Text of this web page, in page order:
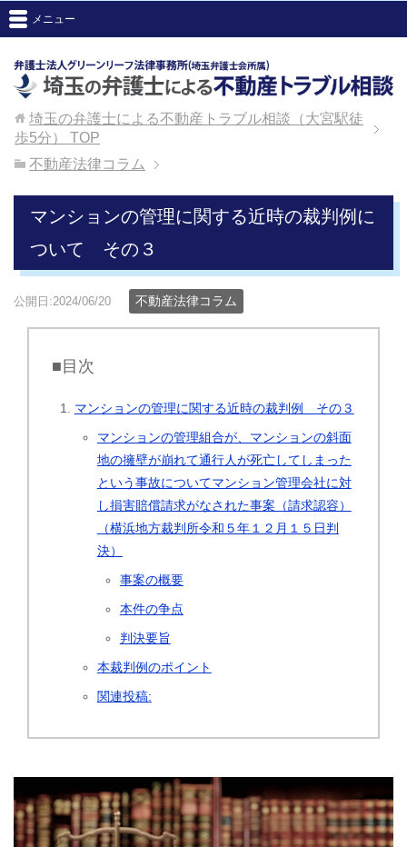
メニュー
埼玉の弁護士による不動産トラブル相談（大宮駅徒
歩5分）
TOP
不動産法律コラム
マンションの管理に関する近時の裁判例に
ついて その３
公開日:2024/06/20 不動産法律コラム
■目次
マンションの管理に関する近時の裁判例 その３
マンションの管理組合が、マンションの斜面
地の擁壁が崩れて通行人が死亡してしまった
という事故についてマンション管理会社に対
し損害賠償請求がなされた事案（請求認容）
（横浜地方裁判所令和５年１２月１５日判
決）
事案の概要
本件の争点
判決要旨
本裁判例のポイント
関連投稿: